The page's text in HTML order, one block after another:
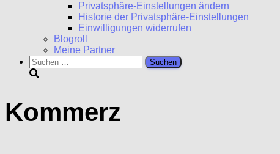
Privatsphäre-Einstellungen ändern
Historie der Privatsphäre-Einstellungen
Einwilligungen widerrufen
Blogroll
Meine Partner
Suchen
nach:
Kommerz